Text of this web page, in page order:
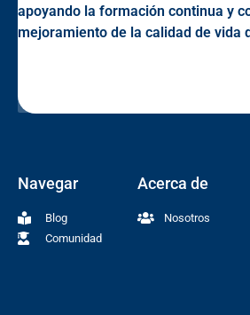
apoyando la formación continua y
mejoramiento de la calidad de vida
Navegar
Blog
Comunidad
Acerca de
Nosotros